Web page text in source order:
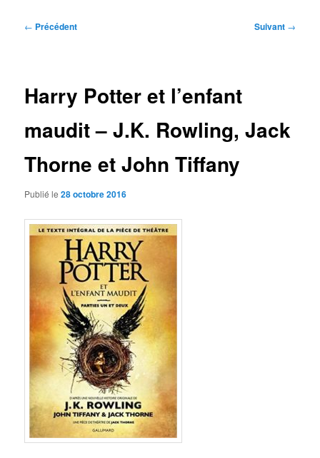
Navigation
← Précédent Suivant →
Harry Potter et l’enfant
maudit – J.K. Rowling, Jack
Thorne et John Tiffany
Publié le28 octobre 2016